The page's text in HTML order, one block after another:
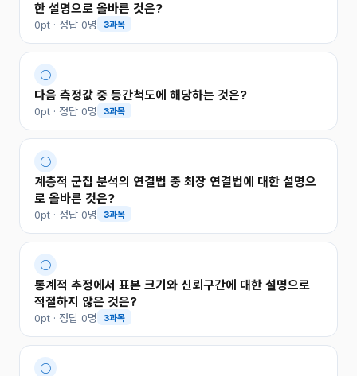
한 설명으로 올바른 것은?
0pt · 정답 0명 3과목
○
다음 측정값 중 등간척도에 해당하는 것은?
0pt · 정답 0명 3과목
○
계층적 군집 분석의 연결법 중 최장 연결법에 대한 설명으
로 올바른 것은?
0pt · 정답 0명 3과목
○
통계적 추정에서 표본 크기와 신뢰구간에 대한 설명으로
적절하지 않은 것은?
0pt · 정답 0명 3과목
○